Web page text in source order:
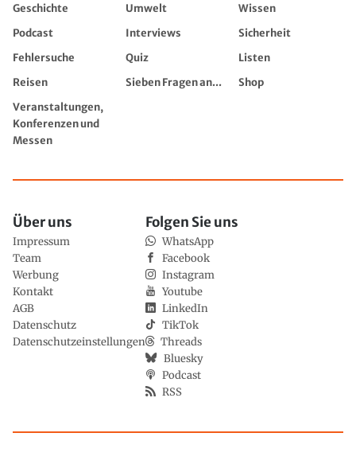
Geschichte Umwelt
Wissen
Podcast
Interviews
Sicherheit
Fehlersuche
Quiz
Listen
Reisen
Sieben Fragen an...
Shop
Veranstaltungen,
Konferenzen und
Messen
Über uns
Impressum
Team
Werbung
Kontakt
AGB
Datenschutz
Datenschutzeinstellungen
Folgen Sie uns
WhatsApp
Facebook
Instagram
Youtube
LinkedIn
TikTok
Threads
Bluesky
Podcast
RSS